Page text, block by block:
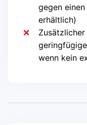
gegen
erhältlich)
wenn kein